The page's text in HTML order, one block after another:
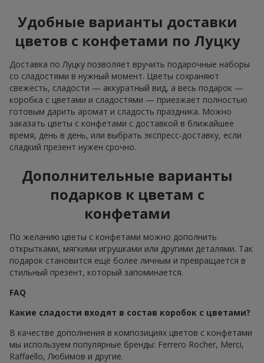
Удобные варианты доставки
цветов с конфетами по Луцку
Доставка по Луцку позволяет вручить подарочные наборы
со сладостями в нужный момент. Цветы сохраняют
свежесть, сладости — аккуратный вид, а весь подарок —
коробка с цветами и сладостями — приезжает полностью
готовым дарить аромат и сладость праздника. Можно
заказать цветы с конфетами с доставкой в ближайшее
время, день в день, или выбрать экспресс-доставку, если
сладкий презент нужен срочно.
Дополнительные варианты
подарков к цветам с
конфетами
По желанию цветы с конфетами можно дополнить
открытками, мягкими игрушками или другими деталями. Так
подарок становится ещё более личным и превращается в
стильный презент, который запоминается.
FAQ
Какие сладости входят в состав коробок с цветами?
В качестве дополнения в композициях цветов с конфетами
мы используем популярные бренды: Ferrero Rocher, Merci,
Raffaello, Любимов и другие.